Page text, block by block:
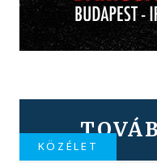
KÖZÉLET